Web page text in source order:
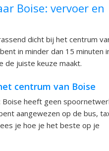
Boise: vervoer en
dicht bij het centrum
in minder dan 15 minuten
de juiste keuze maakt.
centrum van Boise
heeft geen
aangewezen op de bus,
je hoe je het beste op je